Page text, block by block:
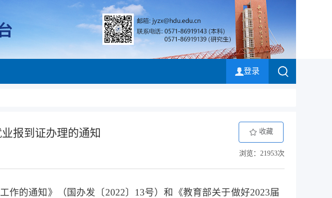
登录
报到证办理的通知 收藏
浏览：21953次
的通知》（国办发〔2022〕13号）和《教育部关于做好2023届